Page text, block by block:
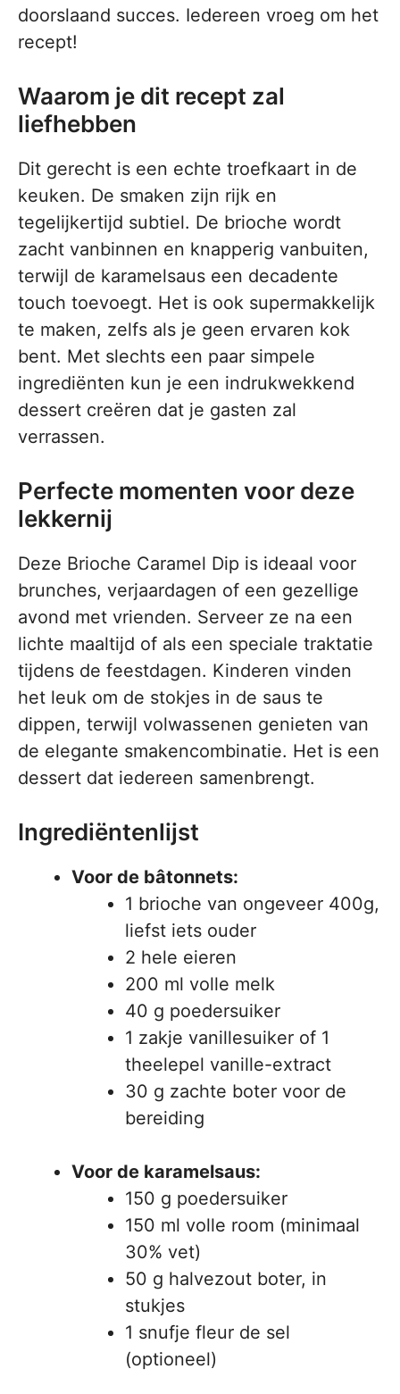
doorslaand succes. Iedereen vroeg om het
recept!
Waarom je dit recept zal
liefhebben
Dit gerecht is een echte troefkaart in de
keuken. De smaken zijn rijk en
tegelijkertijd subtiel. De brioche wordt
zacht vanbinnen en knapperig vanbuiten,
terwijl de karamelsaus een decadente
touch toevoegt. Het is ook supermakkelijk
te maken, zelfs als je geen ervaren kok
bent. Met slechts een paar simpele
ingrediënten kun je een indrukwekkend
dessert creëren dat je gasten zal
verrassen.
Perfecte momenten voor deze
lekkernij
Deze Brioche Caramel Dip is ideaal voor
brunches, verjaardagen of een gezellige
avond met vrienden. Serveer ze na een
lichte maaltijd of als een speciale traktatie
tijdens de feestdagen. Kinderen vinden
het leuk om de stokjes in de saus te
dippen, terwijl volwassenen genieten van
de elegante smakencombinatie. Het is een
dessert dat iedereen samenbrengt.
Ingrediëntenlijst
Voor de bâtonnets:
1 brioche van ongeveer 400g,
liefst iets ouder
2 hele eieren
200 ml volle melk
40 g poedersuiker
1 zakje vanillesuiker of 1
theelepel vanille-extract
30 g zachte boter voor de
bereiding
Voor de karamelsaus:
150 g poedersuiker
150 ml volle room (minimaal
30% vet)
50 g halvezout boter, in
stukjes
1 snufje fleur de sel
(optioneel)